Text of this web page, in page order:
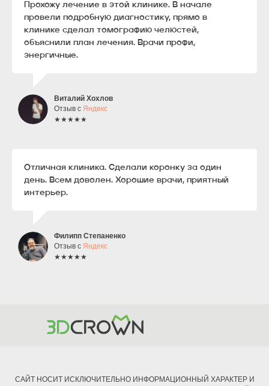
Прохожу лечение в этой клинике. В начале
провели подробную диагностику, прямо в
клинике сделал томографию челюстей,
объяснили план лечения. Врачи профи,
энергичные.
Виталий Хохлов
Отзыв с Яндекс
★★★★★
Отличная клиника. Сделали коронку за один
день. Всем доволен. Хорошие врачи, приятный
интерьер.
Филипп Степаненко
Отзыв с Яндекс
★★★★★
САЙТ НОСИТ ИСКЛЮЧИТЕЛЬНО ИНФОРМАЦИОННЫЙ ХАРАКТЕР И